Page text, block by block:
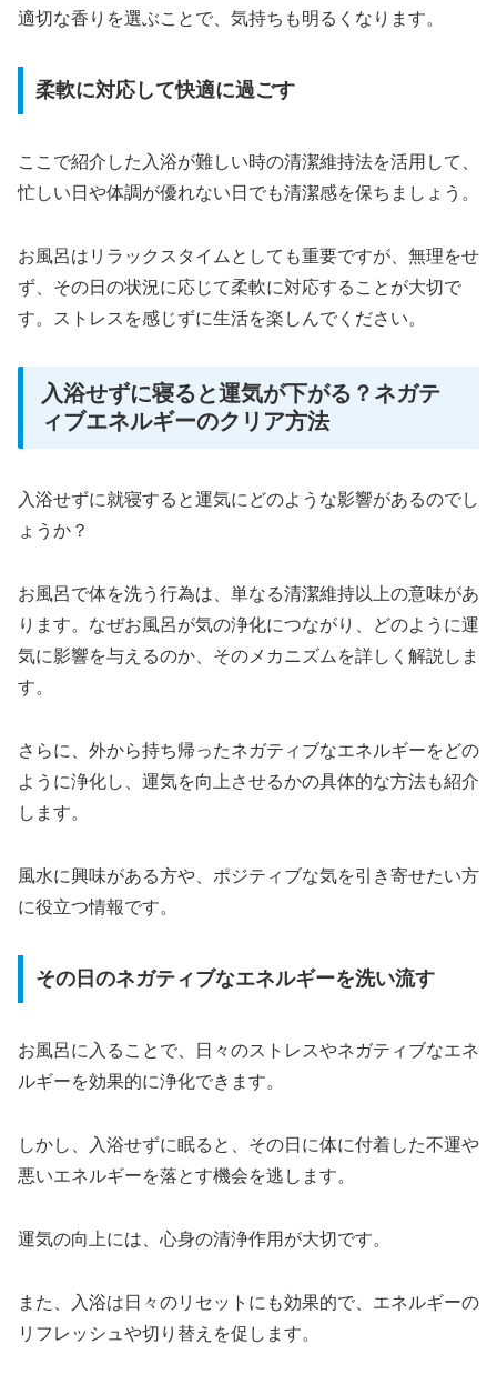
適切な香りを選ぶことで、気持ちも明るくなります。
柔軟に対応して快適に過ごす
ここで紹介した入浴が難しい時の清潔維持法を活用して、
忙しい日や体調が優れない日でも清潔感を保ちましょう。
お風呂はリラックスタイムとしても重要ですが、無理をせ
ず、その日の状況に応じて柔軟に対応することが大切で
す。ストレスを感じずに生活を楽しんでください。
入浴せずに寝ると運気が下がる？ネガテ
ィブエネルギーのクリア方法
入浴せずに就寝すると運気にどのような影響があるのでし
ょうか？
お風呂で体を洗う行為は、単なる清潔維持以上の意味があ
ります。なぜお風呂が気の浄化につながり、どのように運
気に影響を与えるのか、そのメカニズムを詳しく解説しま
す。
さらに、外から持ち帰ったネガティブなエネルギーをどの
ように浄化し、運気を向上させるかの具体的な方法も紹介
します。
風水に興味がある方や、ポジティブな気を引き寄せたい方
に役立つ情報です。
その日のネガティブなエネルギーを洗い流す
お風呂に入ることで、日々のストレスやネガティブなエネ
ルギーを効果的に浄化できます。
しかし、入浴せずに眠ると、その日に体に付着した不運や
悪いエネルギーを落とす機会を逃します。
運気の向上には、心身の清浄作用が大切です。
また、入浴は日々のリセットにも効果的で、エネルギーの
リフレッシュや切り替えを促します。